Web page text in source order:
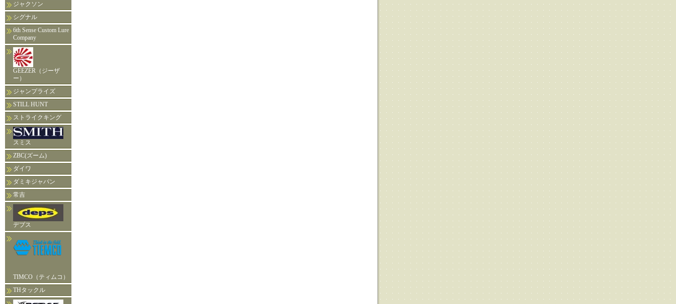
ジャクソン
シグナル
6th Sense Custom Lure
Company
GEEZER（ジーザ
ー）
ジャンプライズ
STILL HUNT
ストライクキング
スミス
ZBC(ズーム)
ダイワ
ダミキジャパン
常吉
デプス
TIMCO（ティムコ）
THタックル